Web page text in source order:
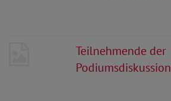
Teilnehmende der
Podiumsdiskussion